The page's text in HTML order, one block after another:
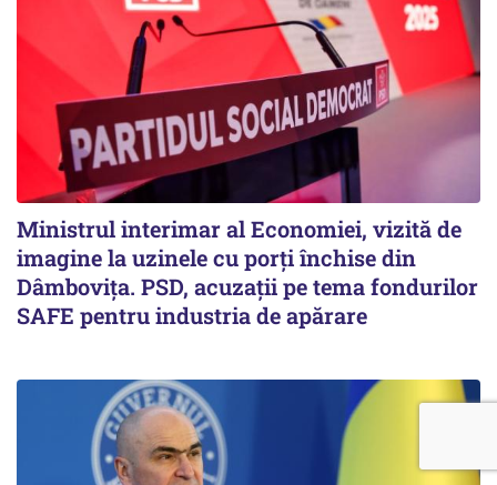
Ministrul interimar al Economiei, vizită de
imagine la uzinele cu porți închise din
Dâmbovița. PSD, acuzații pe tema fondurilor
SAFE pentru industria de apărare